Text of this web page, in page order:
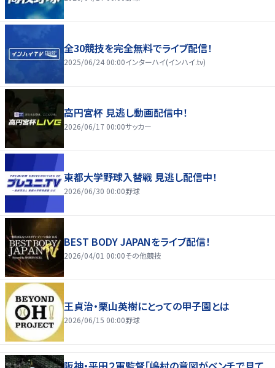
全30競技を完全無料でライブ配信！
2025/06/24 00:00インターハイ(インハイ.tv)
高円宮杯 見逃し動画配信中！
2026/06/17 00:00サッカー
東都大学野球入替戦 見逃し配信中！
2026/06/30 00:00野球
BEST BODY JAPANをライブ配信！
2026/04/01 00:00その他競技
王貞治・栗山英樹にとっての甲子園とは
2026/06/15 00:00野球